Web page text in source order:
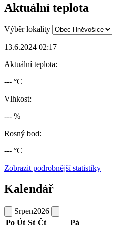
Aktuální teplota
Výběr lokality
13.6.2024 02:17
Aktuální teplota:
--- °C
Vlhkost:
--- %
Rosný bod:
--- °C
Zobrazit podrobnější statistiky
Kalendář
Srpen2026
Po Út St Čt Pá